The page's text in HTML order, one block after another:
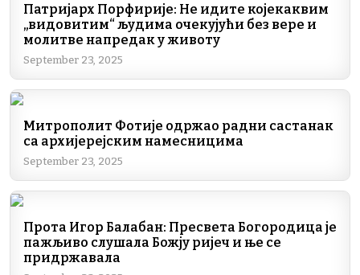
Патријарх Порфирије: Не идите којекаквим
„видовитим“ људима очекујући без вере и
молитве напредак у животу
September 23, 2025
Митрополит Фотије одржао радни састанак
са архијерејским намесницима
September 23, 2025
Прота Игор Балабан: Пресвета Богородица је
пажљиво слушала Божју ријеч и ње се
придржавала